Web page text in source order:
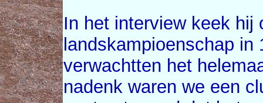
In het interview keek hij
landskampioenschap
verwachtten het
nadenk waren we een